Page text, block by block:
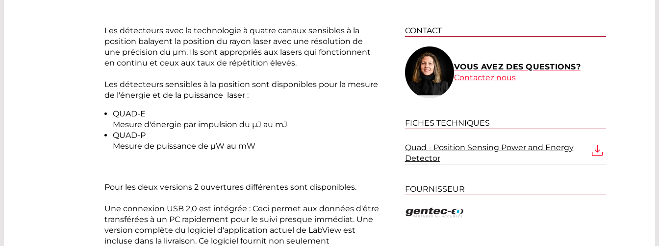
Les détecteurs avec la technologie à quatre canaux sensibles à la
position balayent la position du rayon laser avec une résolution de
une précision du µm. Ils sont appropriés aux lasers qui fonctionnent
en continu et ceux aux taux de répétition élevés.
Les détecteurs sensibles à la position sont disponibles pour la mesure
de l'énergie et de la puissance laser :
QUAD-E
Mesure d'énergie par impulsion du µJ au mJ
QUAD-P
Mesure de puissance de µW au mW
Pour les deux versions 2 ouvertures différentes sont disponibles.
Une connexion USB 2,0 est intégrée : Ceci permet aux données d'être
transférées à un PC rapidement pour le suivi presque immédiat. Une
version complète du logiciel d'application actuel de LabView est
incluse dans la livraison. Ce logiciel fournit non seulement
CONTACT
VOUS AVEZ DES QUESTIONS?
Contactez nous
FICHES TECHNIQUES
Quad - Position Sensing Power and Energy
Detector
FOURNISSEUR